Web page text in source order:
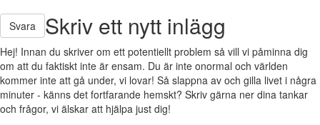
Svara Skriv ett nytt inlägg
Hej! Innan du skriver om ett potentiellt problem så vill vi påminna dig
om att du faktiskt inte är ensam. Du är inte onormal och världen
kommer inte att gå under, vi lovar! Så slappna av och gilla livet i några
minuter - känns det fortfarande hemskt? Skriv gärna ner dina tankar
och frågor, vi älskar att hjälpa just dig!